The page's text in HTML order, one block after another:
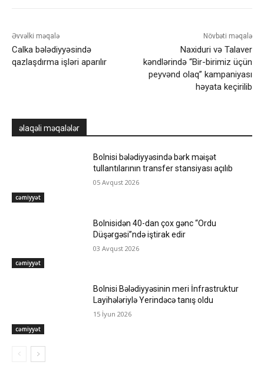
Əvvəlki məqalə
Calka bələdiyyəsində
qazlaşdırma işləri aparılır
Növbəti məqalə
Naxiduri və Talaver
kəndlərində “Bir-birimiz üçün
peyvənd olaq” kampaniyası
həyata keçirilib
əlaqəli məqalələr
cəmiyyət
Bolnisi bələdiyyəsində bərk məişət
tullantılarının transfer stansiyası açılıb
05 Avqust 2026
cəmiyyət
Bolnisidən 40-dan çox gənc “Ordu
Düşərgəsi”ndə iştirak edir
03 Avqust 2026
cəmiyyət
Bolnisi Bələdiyyəsinin meri İnfrastruktur
Layihələriylə Yerindəcə tanış oldu
15 İyun 2026